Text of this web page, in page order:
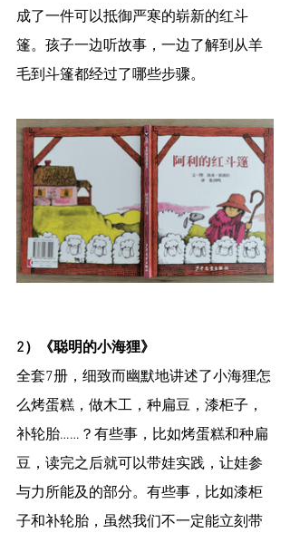
成了一件可以抵御严寒的崭新的红斗
篷。孩子一边听故事，一边了解到从羊
毛到斗篷都经过了哪些步骤。
2）《聪明的小海狸》
全套7册，细致而幽默地讲述了小海狸怎
么烤蛋糕，做木工，种扁豆，漆柜子，
补轮胎……？有些事，比如烤蛋糕和种扁
豆，读完之后就可以带娃实践，让娃参
与力所能及的部分。有些事，比如漆柜
子和补轮胎，虽然我们不一定能立刻带